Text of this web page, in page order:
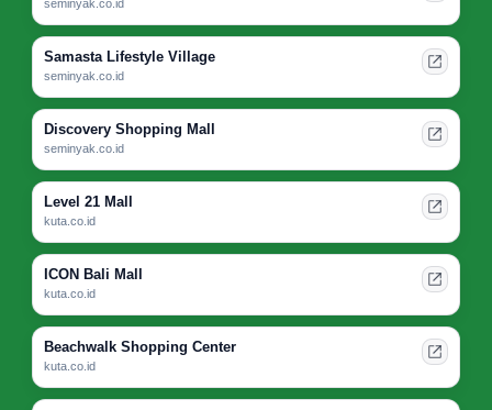
seminyak.co.id
Samasta Lifestyle Village
seminyak.co.id
Discovery Shopping Mall
seminyak.co.id
Level 21 Mall
kuta.co.id
ICON Bali Mall
kuta.co.id
Beachwalk Shopping Center
kuta.co.id